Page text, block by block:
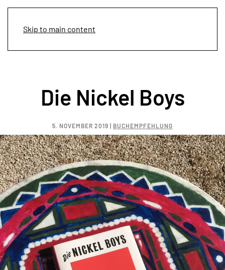
Skip to main content
Die Nickel Boys
5. NOVEMBER 2019 BUCHEMPFEHLUNG